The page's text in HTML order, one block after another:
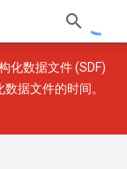
化数据文件 (SDF)
据文件的时间。